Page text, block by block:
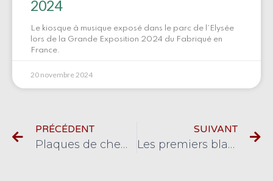
2024
Le kiosque à musique exposé dans le parc de l’Elysée
lors de la Grande Exposition 2024 du Fabriqué en
France.
20 novembre 2024
PRÉCÉDENT
Plaques de cheminée, nos nouveautés
SUIVANT
Les premiers blasons de nos régions